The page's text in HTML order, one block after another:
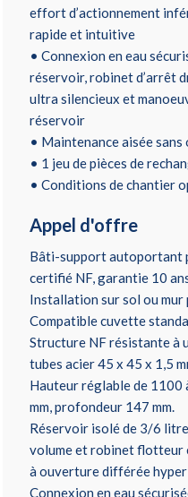
effort d’actionnement
rapide et intuitive
• Connexion en eau
réservoir, robinet d’arrêt
ultra silencieux et
réservoir
• Maintenance aisée sans
• 1 jeu de pièces de
• Conditions de chantier
Appel d'offre
Bâti-support autoportant
certifié NF, garantie 10
Installation sur sol ou mur
Compatible cuvette
Structure NF résistante à
tubes acier 45 x 45 x 1,5
Hauteur réglable de 1100
mm, profondeur 147 mm.
Réservoir isolé de 3/6
volume et robinet flotteur
à ouverture différée
Connexion en eau